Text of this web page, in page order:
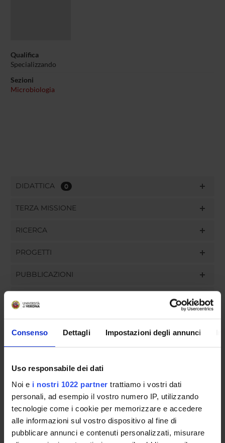
Consenso Dettagli Impostazioni degli annunci
Uso responsabile dei dati
Noi e i nostri 1022 partner trattiamo i vostri dati
personali, ad esempio il vostro numero IP, utilizzando
tecnologie come i cookie per memorizzare e accedere
alle informazioni sul vostro dispositivo al fine di
pubblicare annunci e contenuti personalizzati, misurare
Qualifica
Specializzando
Sezioni
Microbiologia
DIDATTICA 0
TERZA MISSIONE
RICERCA
PROGETTI
PUBBLICAZIONI
GOVERNANCE
COMMISSIONI
UFFICI E STRUTTURE DI SERVIZIO
SERVIZI DI SEGRETERIA STUDENTI